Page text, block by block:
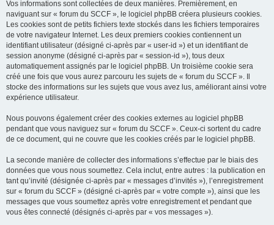
Vos informations sont collectées de deux manières. Premièrement, en
naviguant sur « forum du SCCF », le logiciel phpBB créera plusieurs cookies.
Les cookies sont de petits fichiers texte stockés dans les fichiers temporaires
de votre navigateur Internet. Les deux premiers cookies contiennent un
identifiant utilisateur (désigné ci-après par « user-id ») et un identifiant de
session anonyme (désigné ci-après par « session-id »), tous deux
automatiquement assignés par le logiciel phpBB. Un troisième cookie sera
créé une fois que vous aurez parcouru les sujets de « forum du SCCF ». Il
stocke des informations sur les sujets que vous avez lus, améliorant ainsi votre
expérience utilisateur.
Nous pouvons également créer des cookies externes au logiciel phpBB
pendant que vous naviguez sur « forum du SCCF ». Ceux-ci sortent du cadre
de ce document, qui ne couvre que les cookies créés par le logiciel phpBB.
La seconde manière de collecter des informations s’effectue par le biais des
données que vous nous soumettez. Cela inclut, entre autres : la publication en
tant qu’invité (désignée ci-après par « messages d’invités »), l’enregistrement
sur « forum du SCCF » (désigné ci-après par « votre compte »), ainsi que les
messages que vous soumettez après votre enregistrement et pendant que
vous êtes connecté (désignés ci-après par « vos messages »).